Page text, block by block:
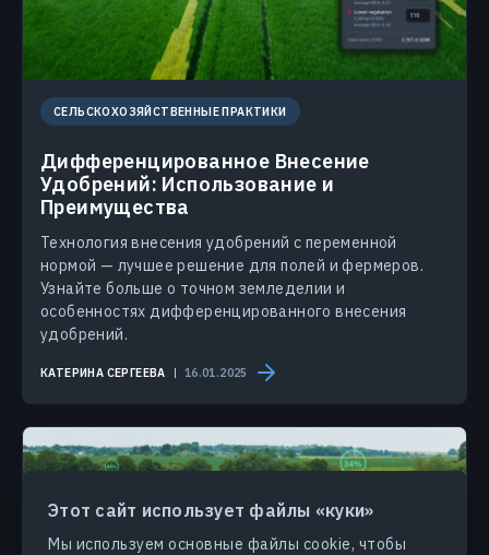
Этот сайт использует файлы «куки»
Мы используем основные файлы cookie, чтобы
СЕЛЬСКОХОЗЯЙСТВЕННЫЕ ПРАКТИКИ
Дифференцированное Внесение
Удобрений: Использование и
Преимущества
Технология внесения удобрений с переменной
нормой — лучшее решение для полей и фермеров.
Узнайте больше о точном земледелии и
особенностях дифференцированного внесения
удобрений.
КАТЕРИНА СЕРГЕЕВА 16.01.2025